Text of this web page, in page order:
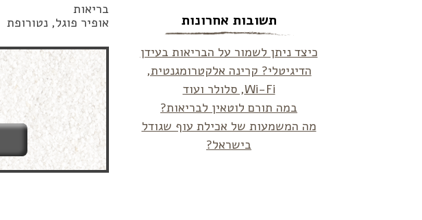
בריאות
אופיר פוגל, נטורופת
תשובות אחרונות
כיצד ניתן לשמור על הבריאות בעידן
הדיגיטלי? קרינה אלקטרומגנטית,
Wi-Fi, סלולר ועוד
במה תורם לוטאין לבריאות?
מה המשמעות של אכילת עוף שגודל
בישראל?